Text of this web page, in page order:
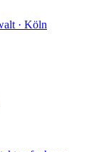
· Köln